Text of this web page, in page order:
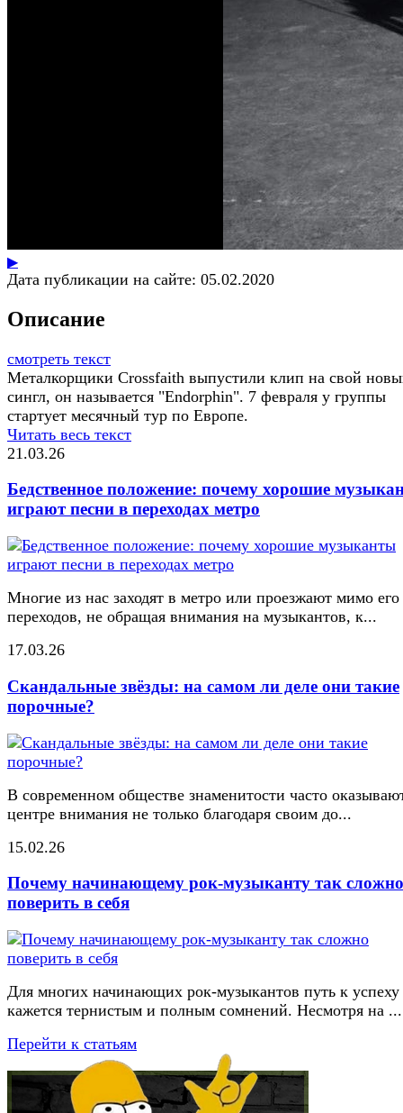
▶
Дата публикации на сайте: 05.02.2020
Описание
смотреть текст
Металкорщики Crossfaith выпустили клип на свой
сингл, он называется "Endorphin". 7 февраля у группы
стартует месячный тур по Европе.
Читать весь текст
21.03.26
Бедственное положение: почему хорошие
играют песни в переходах метро
Многие из нас заходят в метро или проезжают мимо его
переходов, не обращая внимания на музыкантов, к...
17.03.26
Скандальные звёзды: на самом ли деле они такие
порочные?
В современном обществе знаменитости часто
центре внимания не только благодаря своим до...
15.02.26
Почему начинающему рок-музыканту так сложно
поверить в себя
Для многих начинающих рок-музыкантов путь к успеху
кажется тернистым и полным сомнений. Несмотря на ...
Перейти к статьям